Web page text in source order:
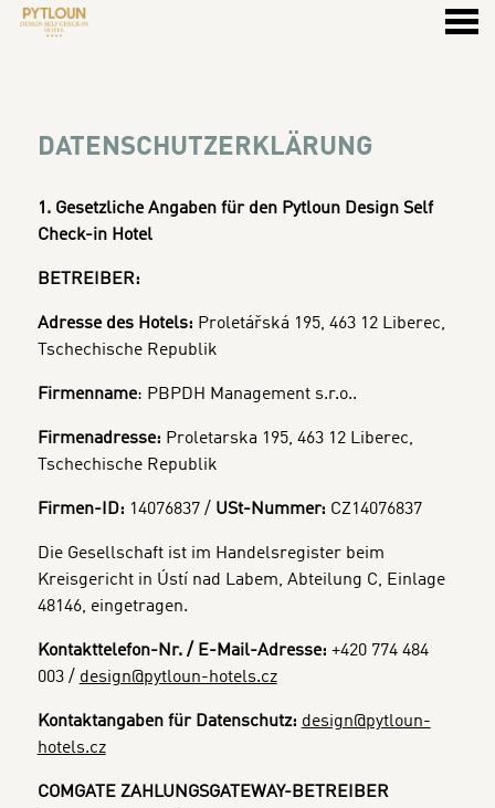
DATENSCHUTZERKLÄRUNG
1. Gesetzliche Angaben für den Pytloun Design Self
Check-in Hotel
BETREIBER:
Adresse des Hotels: Proletářská 195, 463 12 Liberec,
Tschechische Republik
Firmenname: PBPDH Management s.r.o..
Firmenadresse: Proletarska 195, 463 12 Liberec,
Tschechische Republik
Firmen-ID: 14076837 / USt-Nummer: CZ14076837
Die Gesellschaft ist im Handelsregister beim
Kreisgericht in Ústí nad Labem, Abteilung C, Einlage
48146, eingetragen.
Kontakttelefon-Nr. / E-Mail-Adresse: +420 774 484
003 / design@pytloun-hotels.cz
Kontaktangaben für Datenschutz: design@pytloun-
hotels.cz
COMGATE ZAHLUNGSGATEWAY-BETREIBER